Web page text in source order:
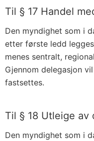
Til § 17 Handel
Den myndighet som i
etter første ledd
menes sentralt,
Gjennom delegasjon
fastsettes.
Til § 18 Utleige av
Den myndighet som i